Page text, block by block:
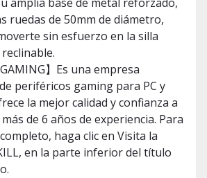
ruedas de 50mm de diámetro,
sin esfuerzo en la silla
】Es una empresa
periféricos gaming para PC y
la mejor calidad y confianza a
de 6 años de experiencia. Para
haga clic en Visita la
en la parte inferior del título